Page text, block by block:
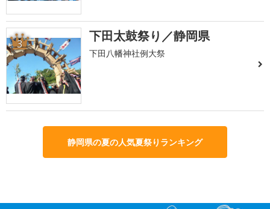
3 下田太鼓祭り／静岡県
下田八幡神社例大祭
静岡県の夏の人気夏祭りランキング